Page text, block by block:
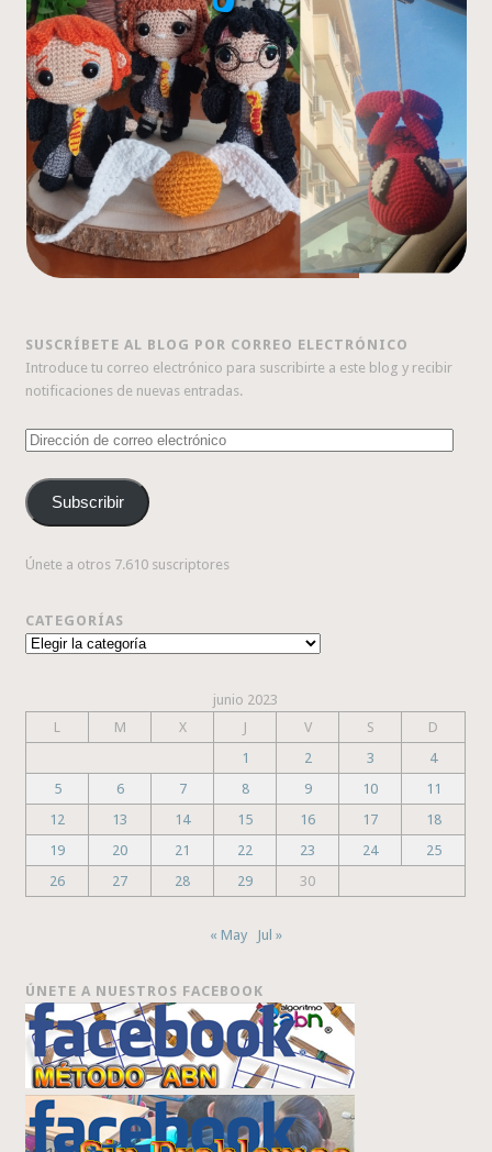
SUSCRÍBETE AL BLOG POR CORREO ELECTRÓNICO
Introduce tu correo electrónico para suscribirte a este blog y recibir
notificaciones de nuevas entradas.
Dirección
correo
electrónico
Subscribir
Únete a otros 7.610 suscriptores
CATEGORÍAS
Categorías
junio 2023
L
M X J V S
D
1
2 3
4
5
6 7 8 9 10
11
12
13 14 15 16 17
18
19
20 21 22 23 24
25
26
27 28 29 30
« May Jul »
ÚNETE A NUESTROS FACEBOOK